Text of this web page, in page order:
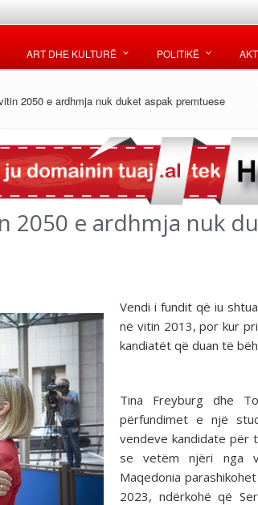
ART DHE KULTURË POLITIKË
2050 e ardhmja nuk duket aspak premtuese
2050 e ardhmja nuk
Vendi i fundit që iu
në vitin 2013, por kur
kandiatët që duan të
Tina Freyburg dhe
përfundimet e një
vendeve kandidate për
se vetëm njëri nga
Maqedonia
2023, ndërkohë që